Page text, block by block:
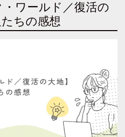
・ワールド／復活の
ちの感想